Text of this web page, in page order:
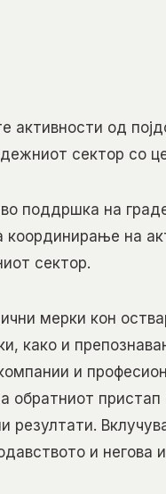
активности од
сектор со
во поддршка на
на
сектор.
мерки кон
како и
и
обратниот
резултати.
и негова